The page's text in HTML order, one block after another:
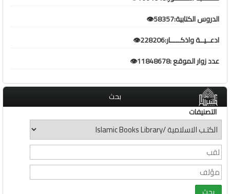
الدروس الكتابية:58357👁️
ادعــيــة واذكـــــار:228206👁️
عدد زوار الموقع :11848678👁️
بحث
التصنيفات